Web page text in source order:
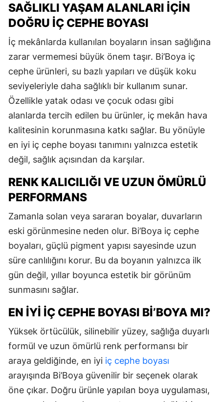
SAĞLIKLI YAŞAM ALANLARI İÇIN
DOĞRU İÇ CEPHE BOYASI
İç mekânlarda kullanılan boyaların insan sağlığına
zarar vermemesi büyük önem taşır. Bi’Boya iç
cephe ürünleri, su bazlı yapıları ve düşük koku
seviyeleriyle daha sağlıklı bir kullanım sunar.
Özellikle yatak odası ve çocuk odası gibi
alanlarda tercih edilen bu ürünler, iç mekân hava
kalitesinin korunmasına katkı sağlar. Bu yönüyle
en iyi iç cephe boyası tanımını yalnızca estetik
değil, sağlık açısından da karşılar.
RENK KALICILIĞI VE UZUN ÖMÜRLÜ
PERFORMANS
Zamanla solan veya sararan boyalar, duvarların
eski görünmesine neden olur. Bi’Boya iç cephe
boyaları, güçlü pigment yapısı sayesinde uzun
süre canlılığını korur. Bu da boyanın yalnızca ilk
gün değil, yıllar boyunca estetik bir görünüm
sunmasını sağlar.
EN İYI İÇ CEPHE BOYASI BI’BOYA MI?
Yüksek örtücülük, silinebilir yüzey, sağlığa duyarlı
formül ve uzun ömürlü renk performansı bir
araya geldiğinde, en iyi iç cephe boyası
arayışında Bi’Boya güvenilir bir seçenek olarak
öne çıkar. Doğru ürünle yapılan boya uygulaması,